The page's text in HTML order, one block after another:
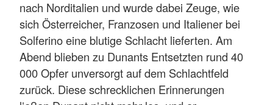
nach Norditalien und wurde dabei Zeuge, wie
sich Österreicher, Franzosen und Italiener bei
Solferino eine blutige Schlacht lieferten. Am
Abend blieben zu Dunants Entsetzten rund 40
000 Opfer unversorgt auf dem Schlachtfeld
zurück. Diese schrecklichen Erinnerungen